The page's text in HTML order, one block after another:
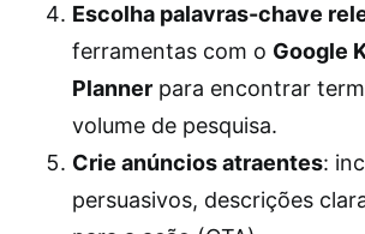
Escolha palavras-chave
ferramentas com o Google
Planner para encontrar
volume de pesquisa.
Crie anúncios atraentes:
persuasivos, descrições